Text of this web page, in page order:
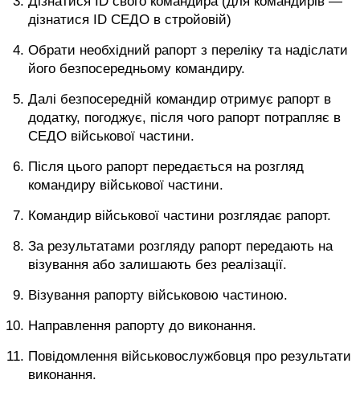
дізнатися ID СЕДО в стройовій)
Обрати необхідний рапорт з переліку та надіслати
його безпосередньому командиру.
Далі безпосередній командир отримує рапорт в
додатку, погоджує, після чого рапорт потрапляє в
СЕДО військової частини.
Після цього рапорт передається на розгляд
командиру військової частини.
Командир військової частини розглядає рапорт.
За результатами розгляду рапорт передають на
візування або залишають без реалізації.
Візування рапорту військовою частиною.
Направлення рапорту до виконання.
Повідомлення військовослужбовця про результати
виконання.